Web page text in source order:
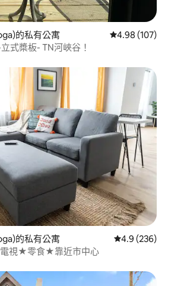
的私有公寓 從 107 則評價
4.98 (107)
式槳板- TN河峽谷！
的私有公寓 從 236 則評
4.9 (236)
視★零食★靠近市中心